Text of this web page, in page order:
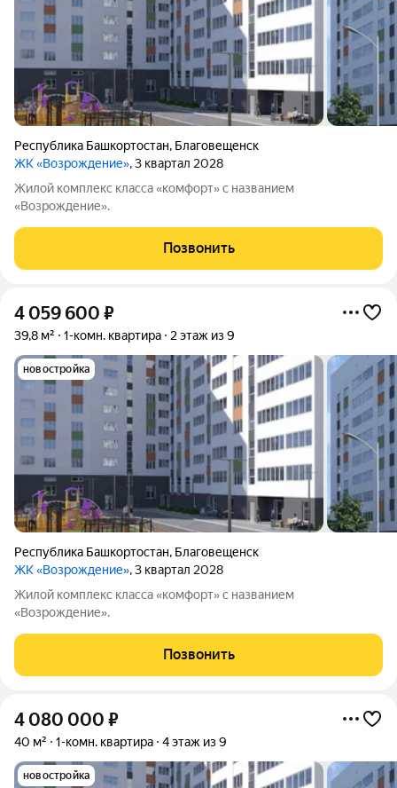
Республика Башкортостан, Благовещенск
ЖК «Возрождение», 3 квартал 2028
Жилой комплекс класса «комфорт» с названием
«Возрождение».
Позвонить
4 059 600 ₽
39,8 м² 1-комн. квартира 2 этаж из 9
новостройка
Республика Башкортостан, Благовещенск
ЖК «Возрождение», 3 квартал 2028
Жилой комплекс класса «комфорт» с названием
«Возрождение».
Позвонить
4 080 000 ₽
40 м² 1-комн. квартира 4 этаж из 9
новостройка